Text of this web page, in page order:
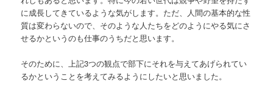
に成長してきているような気がします。ただ、人間の基本的な性
質は変わらないので、そのような人たちをどのようにやる気にさ
せるかというのも仕事のうちだと思います。
そのために、上記3つの観点で部下にそれを与えてあげられてい
るかということを考えてみるようにしたいと思いました。